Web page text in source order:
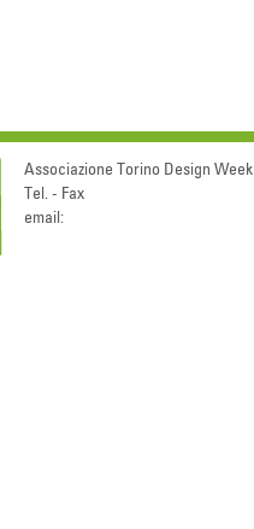
Associazione Torino Design Week
Tel. - Fax
email: